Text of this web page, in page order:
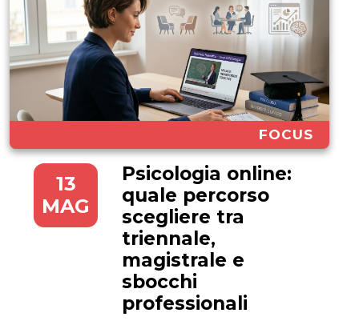
FOCUS
13
MAG
Psicologia online:
quale percorso
scegliere tra
triennale,
magistrale e
sbocchi
professionali